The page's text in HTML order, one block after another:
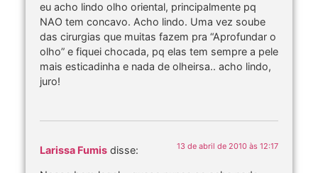
eu acho lindo olho oriental, principalmente pq
NAO tem concavo. Acho lindo. Uma vez soube
das cirurgias que muitas fazem pra “Aprofundar o
olho” e fiquei chocada, pq elas tem sempre a pele
mais esticadinha e nada de olheirsa.. acho lindo,
juro!
Larissa Fumis disse: 13 de abril de 2010 às 12:17